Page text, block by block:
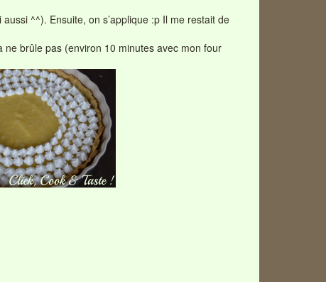
^^). Ensuite, on s’applique :p Il me restait de
brûle pas (environ 10 minutes avec mon four